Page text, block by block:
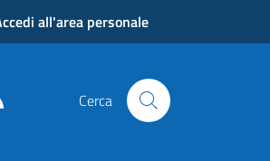
all'area personale
Cerca